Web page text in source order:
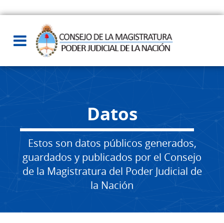
Datos
Estos son datos públicos generados,
guardados y publicados por el Consejo
de la Magistratura del Poder Judicial de
la Nación